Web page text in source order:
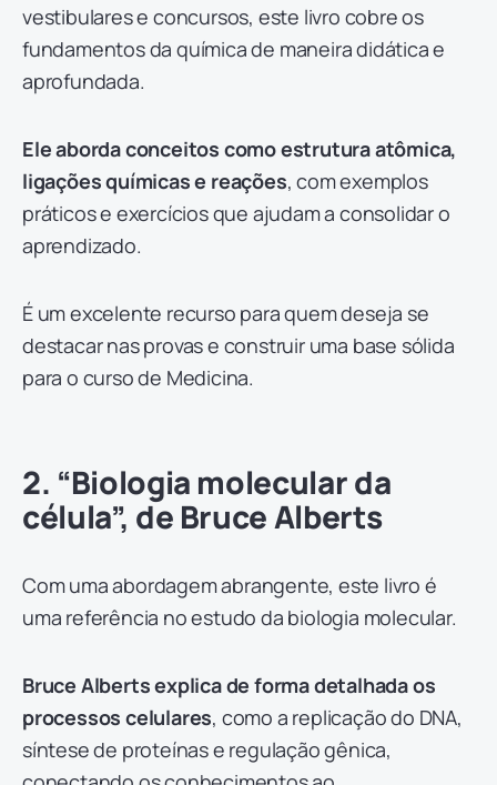
vestibulares e concursos, este livro cobre os
fundamentos da química de maneira didática e
aprofundada.
Ele aborda conceitos como estrutura atômica,
ligações químicas e reações, com exemplos
práticos e exercícios que ajudam a consolidar o
aprendizado.
É um excelente recurso para quem deseja se
destacar nas provas e construir uma base sólida
para o curso de Medicina.
2. “Biologia molecular da
célula”, de Bruce Alberts
Com uma abordagem abrangente, este livro é
uma referência no estudo da biologia molecular.
Bruce Alberts explica de forma detalhada os
processos celulares, como a replicação do DNA,
síntese de proteínas e regulação gênica,